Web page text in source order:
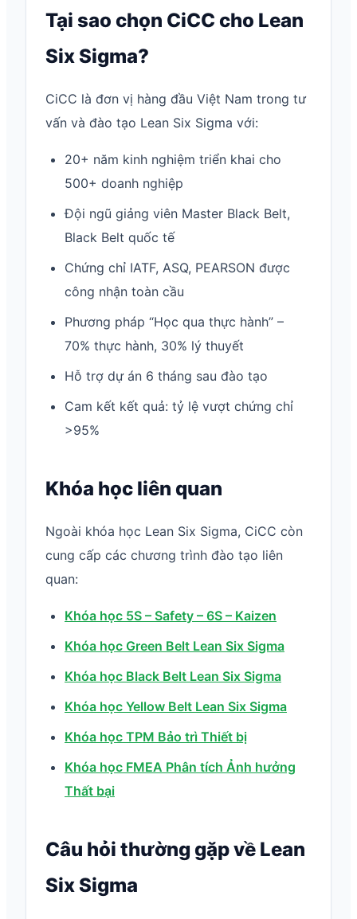
Tại sao chọn CiCC cho Lean
Six Sigma?
CiCC là đơn vị hàng đầu Việt Nam trong tư
vấn và đào tạo Lean Six Sigma với:
20+ năm kinh nghiệm triển khai cho
500+ doanh nghiệp
Đội ngũ giảng viên Master Black Belt,
Black Belt quốc tế
Chứng chỉ IATF, ASQ, PEARSON được
công nhận toàn cầu
Phương pháp “Học qua thực hành” –
70% thực hành, 30% lý thuyết
Hỗ trợ dự án 6 tháng sau đào tạo
Cam kết kết quả: tỷ lệ vượt chứng chỉ
>95%
Khóa học liên quan
Ngoài khóa học Lean Six Sigma, CiCC còn
cung cấp các chương trình đào tạo liên
quan:
Khóa học 5S – Safety – 6S – Kaizen
Khóa học Green Belt Lean Six Sigma
Khóa học Black Belt Lean Six Sigma
Khóa học Yellow Belt Lean Six Sigma
Khóa học TPM Bảo trì Thiết bị
Khóa học FMEA Phân tích Ảnh hưởng
Thất bại
Câu hỏi thường gặp về Lean
Six Sigma